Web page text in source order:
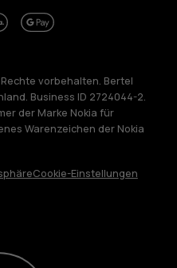
recyceln
vorbehalten. Bertel
Business ID 2724044-2.
der Marke Nokia für
Warenzeichen der Nokia
Cookie-Einstellungen